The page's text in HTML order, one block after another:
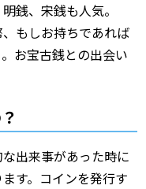
銭、宋銭も人気。
もしお持ちであれば
お宝古銭との出会い
出来事があった時に
す。コインを発行す